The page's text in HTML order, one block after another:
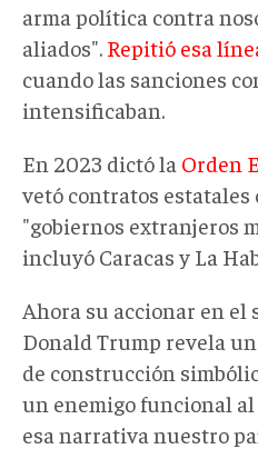
arma política contra
aliados". Repitió esa
cuando las sanciones
intensificaban.
En 2023 dictó la Orden
vetó contratos estatales
"gobiernos extranjeros
incluyó Caracas y La
Ahora su accionar en el
Donald Trump revela
de construcción
un enemigo funcional al
esa narrativa nuestro